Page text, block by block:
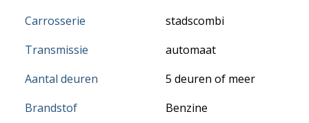
Carrosserie
stadscombi
Transmissie
automaat
Aantal deuren
5 deuren of meer
Brandstof
Benzine